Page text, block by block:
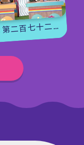
第二百七十二集 - 【玩轉星期五】眼力大挑戰